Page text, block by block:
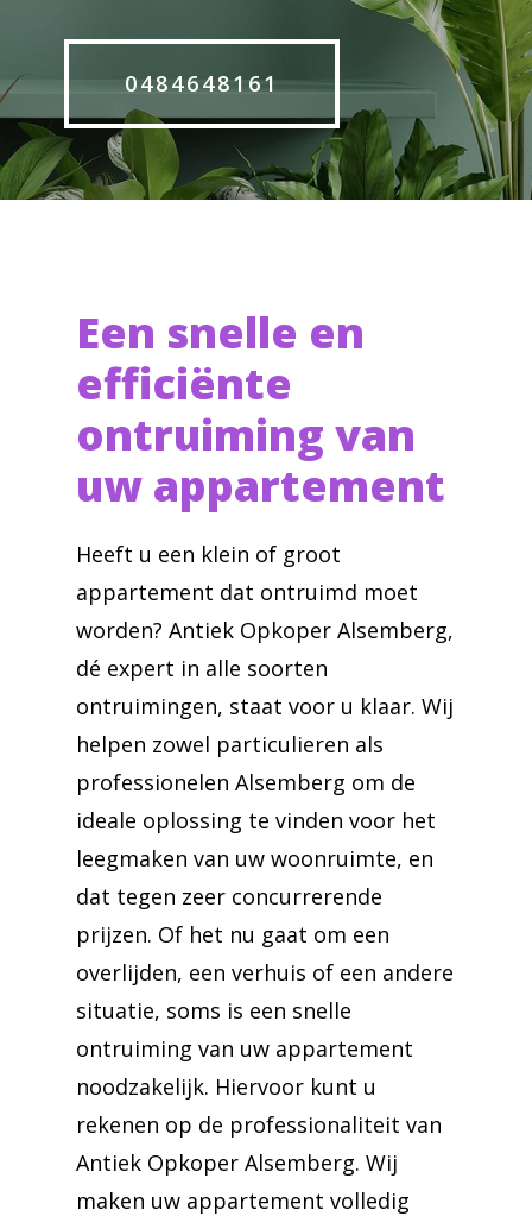
0484648161
Een snelle en
efficiënte
ontruiming van
uw appartement
Heeft u een klein of groot
appartement dat ontruimd moet
worden? Antiek Opkoper Alsemberg,
dé expert in alle soorten
ontruimingen, staat voor u klaar. Wij
helpen zowel particulieren als
professionelen Alsemberg om de
ideale oplossing te vinden voor het
leegmaken van uw woonruimte, en
dat tegen zeer concurrerende
prijzen. Of het nu gaat om een
overlijden, een verhuis of een andere
situatie, soms is een snelle
ontruiming van uw appartement
noodzakelijk. Hiervoor kunt u
rekenen op de professionaliteit van
Antiek Opkoper Alsemberg. Wij
maken uw appartement volledig